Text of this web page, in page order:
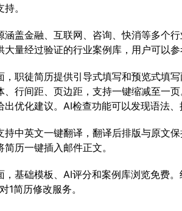
。
涵盖金融、互联网、咨询、快消等多个
大量经过验证的行业案例库，用户可以
，职徒简历提供引导式填写和预览式填
、行间距、页边距，支持一键缩减至一
出优化建议。AI检查功能可以发现语法
持中英文一键翻译，翻译后排版与原文
简历一键插入邮件正文。
，基础模板、AI评分和案例库浏览免费
1简历修改服务。